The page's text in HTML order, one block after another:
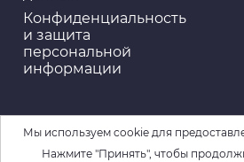
Конфиденциальность
и защита
персональной
информации
Домой Каталог
Мы используем cookie для
Нажмите "Принять", чтобы